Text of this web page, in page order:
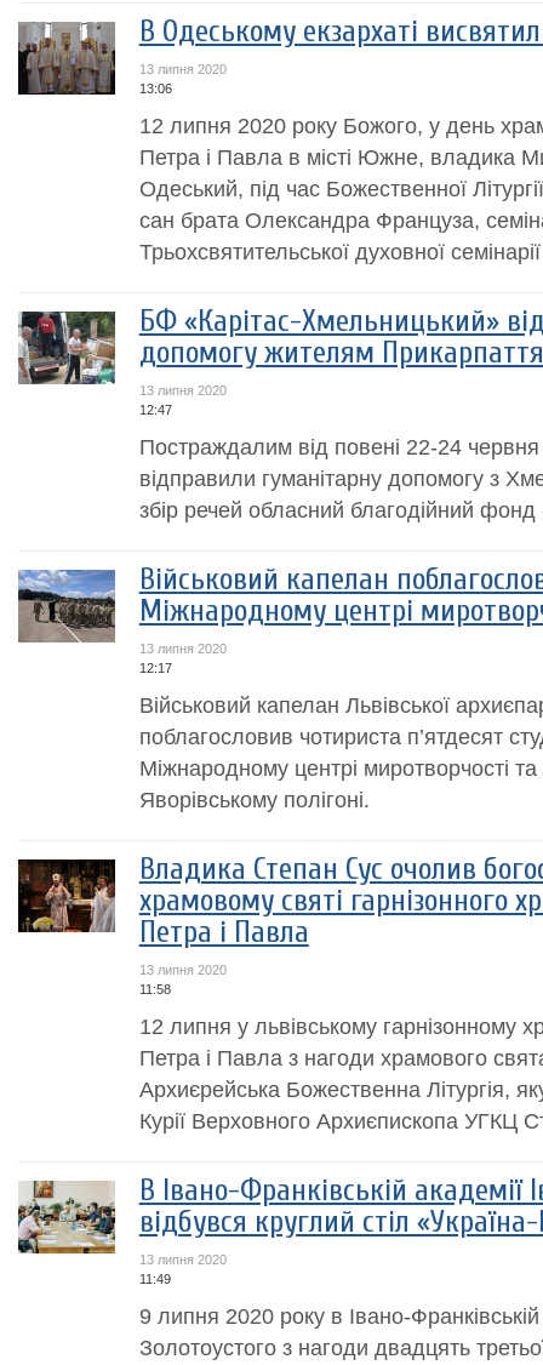
В Одеському екзархаті
13 липня 2020
13:06
12 липня 2020 року Божого, у день
Петра і Павла в місті Южне, владика
Одеський, під час Божественної
сан брата Олександра Француза,
Трьохсвятительської духовної
БФ «Карітас-Хмельницький»
допомогу жителям Прикарпаття
13 липня 2020
12:47
Постраждалим від повені 22-24
відправили гуманітарну допомогу з
збір речей обласний благодійний фонд
Військовий капелан
Міжнародному центрі
13 липня 2020
12:17
Військовий капелан Львівської
поблагословив чотириста п’ятдесят
Міжнародному центрі миротворчості
Яворівському полігоні.
Владика Степан Сус очолив
храмовому святі гарнізонного
Петра і Павла
13 липня 2020
11:58
12 липня у львівському гарнізонному
Петра і Павла з нагоди храмового
Архиєрейська Божественна Літургія,
Курії Верховного Архиєпископа УГКЦ
В Івано-Франківській академії
відбувся круглий стіл
13 липня 2020
11:49
9 липня 2020 року в Івано-Франківській
Золотоустого з нагоди двадцять